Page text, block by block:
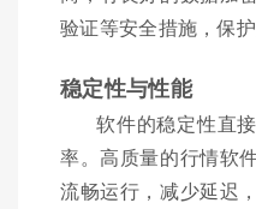
验证等安全措施，保护
稳定性与性能
软件的稳定性直
率。高质量的行情软
流畅运行，减少延迟